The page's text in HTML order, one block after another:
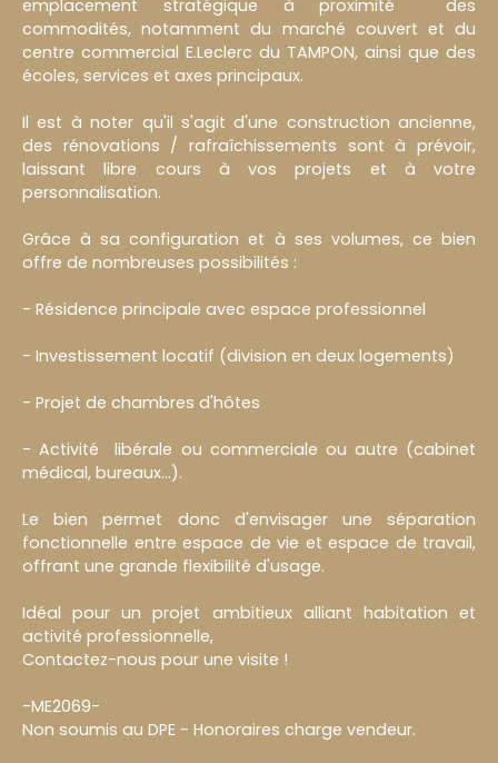
emplacement stratégique à proximité des
commodités, notamment du marché couvert et du
centre commercial E.Leclerc du TAMPON, ainsi que des
écoles, services et axes principaux.
Il est à noter qu'il s'agit d'une construction ancienne,
des rénovations / rafraîchissements sont à prévoir,
laissant libre cours à vos projets et à votre
personnalisation.
Grâce à sa configuration et à ses volumes, ce bien
offre de nombreuses possibilités :
- Résidence principale avec espace professionnel
- Investissement locatif (division en deux logements)
- Projet de chambres d'hôtes
- Activité libérale ou commerciale ou autre (cabinet
médical, bureaux...).
Le bien permet donc d'envisager une séparation
fonctionnelle entre espace de vie et espace de travail,
offrant une grande flexibilité d'usage.
Idéal pour un projet ambitieux alliant habitation et
activité professionnelle,
Contactez-nous pour une visite !
-ME2069-
Non soumis au DPE - Honoraires charge vendeur.